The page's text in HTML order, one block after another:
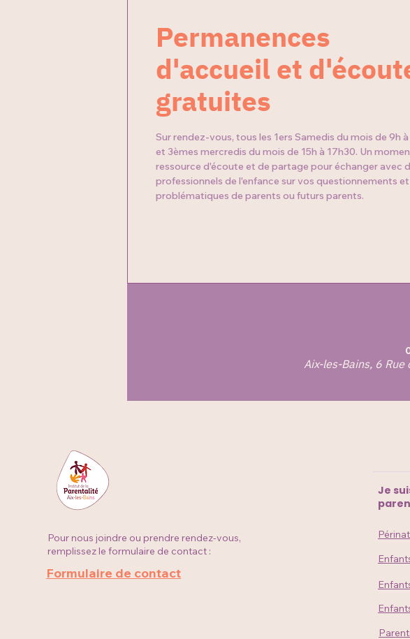
Permanences
d'accueil et
gratuites
Sur rendez-vous, tous les 1ers Samedis du mois de 9h à
et 3èmes mercredis du mois de 15h à 17h30. Un
ressource d'écoute et de partage pour échanger avec
professionnels de l'enfance sur vos questionnements et
problématiques de parents ou futurs parents.
Aix-les-Bains, 6
Pour nous joindre ou prendre rendez-vous,
remplissez le formulaire de contact :
Formulaire de contact
Je